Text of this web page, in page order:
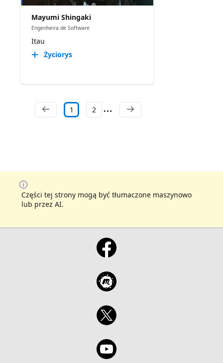
Mayumi Shingaki
Engenheira de Software
Itau
Życiorys
1 2
Części tej strony mogą być tłumaczone maszynowo
lub przez AI.